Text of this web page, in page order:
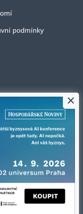
podmínky
svolení vydavatele je
rozmnožování a
v českém
též
analýzy textů nebo dat
×